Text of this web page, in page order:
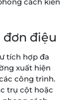
đơn điệu
tích hợp đa
xuất hiện
công trình.
trụ cột hoặc